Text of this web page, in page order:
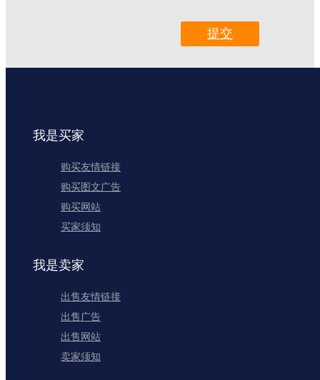
提交
我是买家
购买友情链接
购买图文广告
购买网站
买家须知
我是卖家
出售友情链接
出售广告
出售网站
卖家须知